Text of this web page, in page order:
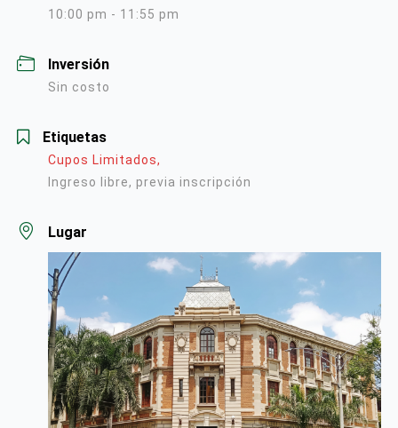
10:00 pm - 11:55 pm
Inversión
Sin costo
Etiquetas
Cupos Limitados,
Ingreso libre, previa inscripción
Lugar